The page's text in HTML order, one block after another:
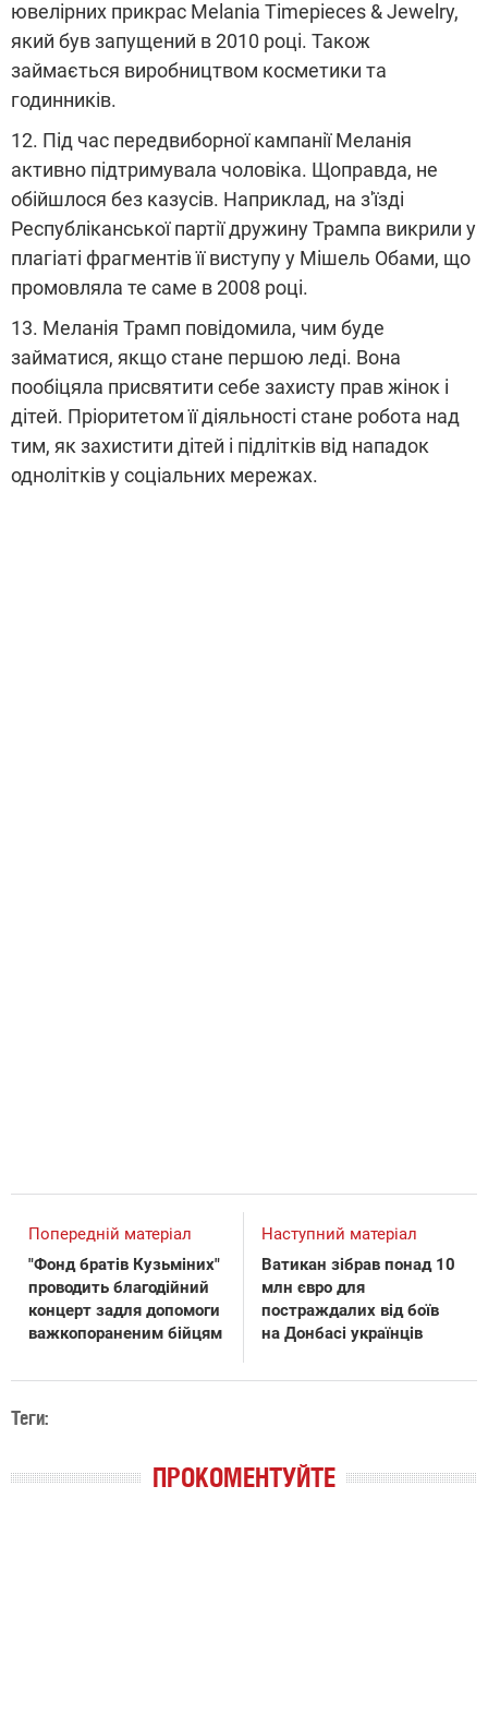
ювелірних прикрас Melania Timepieces & Jewelry,
який був запущений в 2010 році. Також
займається виробництвом косметики та
годинників.
12. Під час передвиборної кампанії Меланія
активно підтримувала чоловіка. Щоправда, не
обійшлося без казусів. Наприклад, на з'їзді
Республіканської партії дружину Трампа викрили у
плагіаті фрагментів її виступу у Мішель Обами, що
промовляла те саме в 2008 році.
13. Меланія Трамп повідомила, чим буде
займатися, якщо стане першою леді. Вона
пообіцяла присвятити себе захисту прав жінок і
дітей. Пріоритетом її діяльності стане робота над
тим, як захистити дітей і підлітків від нападок
однолітків у соціальних мережах.
Попередній матеріал
"Фонд братів Кузьміних"
проводить благодійний
концерт задля допомоги
важкопораненим бійцям
Наступний матеріал
Ватикан зібрав понад 10
млн євро для
постраждалих від боїв
на Донбасі українців
Теги:
ПРОКОМЕНТУЙТЕ